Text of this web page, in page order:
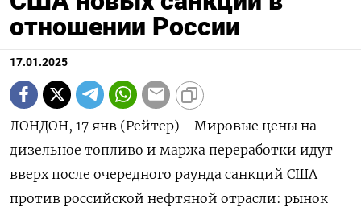
отношении России
17.01.2025
ЛОНДОН, 17 янв (Рейтер) - Мировые цены на
дизельное топливо и маржа переработки идут
вверх после очередного раунда санкций США
против российской нефтяной отрасли: рынок